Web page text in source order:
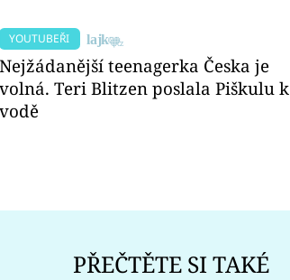
YOUTUBEŘI
Nejžádanější teenagerka Česka je
volná. Teri Blitzen poslala Piškulu k
vodě
PŘEČTĚTE SI TAKÉ